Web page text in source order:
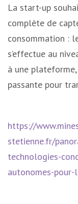
La start-up
complète de
consommation :
s’effectue au
à une
passante pour
https://
stetienne.fr/
technologies-
autonomes-